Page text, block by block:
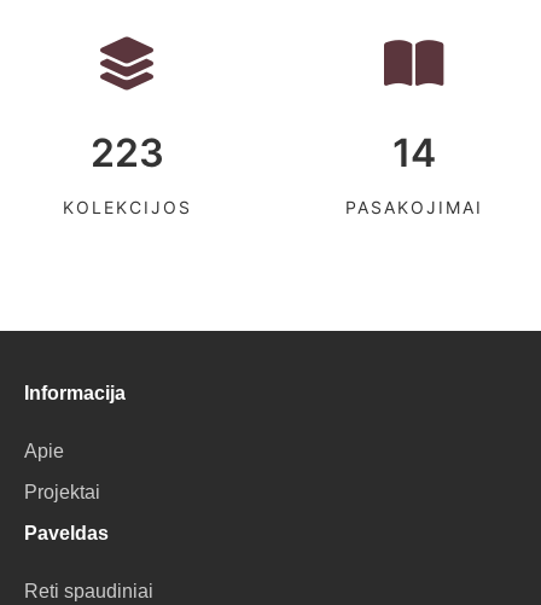
223
KOLEKCIJOS
14
PASAKOJIMAI
Informacija
Apie
Projektai
Paveldas
Reti spaudiniai